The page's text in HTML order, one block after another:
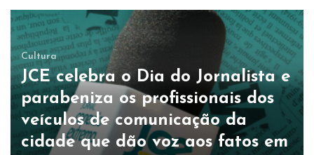
Cultura
JCE celebra o Dia do Jornalista e
parabeniza os profissionais dos
veículos de comunicação da
cidade que dão voz aos fatos em